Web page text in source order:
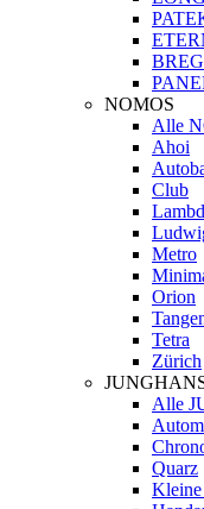
NOMOS
Alle
Ahoi
Club
Metro
Orion
Tetra
Zürich
Alle
Quarz